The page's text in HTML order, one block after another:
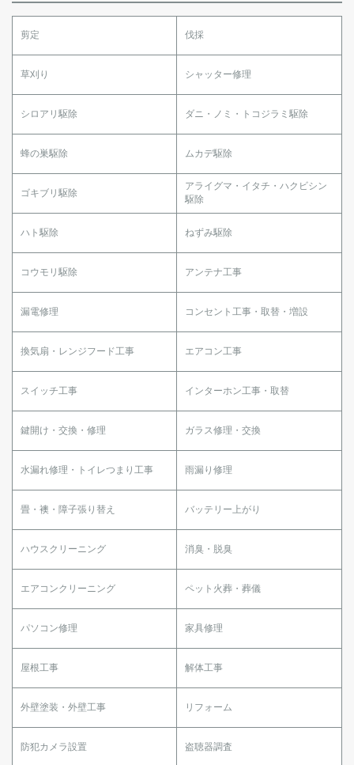
剪定 伐採
草刈り シャッター修理
シロアリ駆除 ダニ・ノミ・トコジラミ駆除
蜂の巣駆除 ムカデ駆除
ゴキブリ駆除
アライグマ・イタチ・ハクビシン
駆除
ハト駆除 ねずみ駆除
コウモリ駆除 アンテナ工事
漏電修理 コンセント工事・取替・増設
換気扇・レンジフード工事 エアコン工事
スイッチ工事 インターホン工事・取替
鍵開け・交換・修理 ガラス修理・交換
水漏れ修理・トイレつまり工事 雨漏り修理
畳・襖・障子張り替え バッテリー上がり
ハウスクリーニング 消臭・脱臭
エアコンクリーニング ペット火葬・葬儀
パソコン修理 家具修理
屋根工事 解体工事
外壁塗装・外壁工事 リフォーム
防犯カメラ設置 盗聴器調査